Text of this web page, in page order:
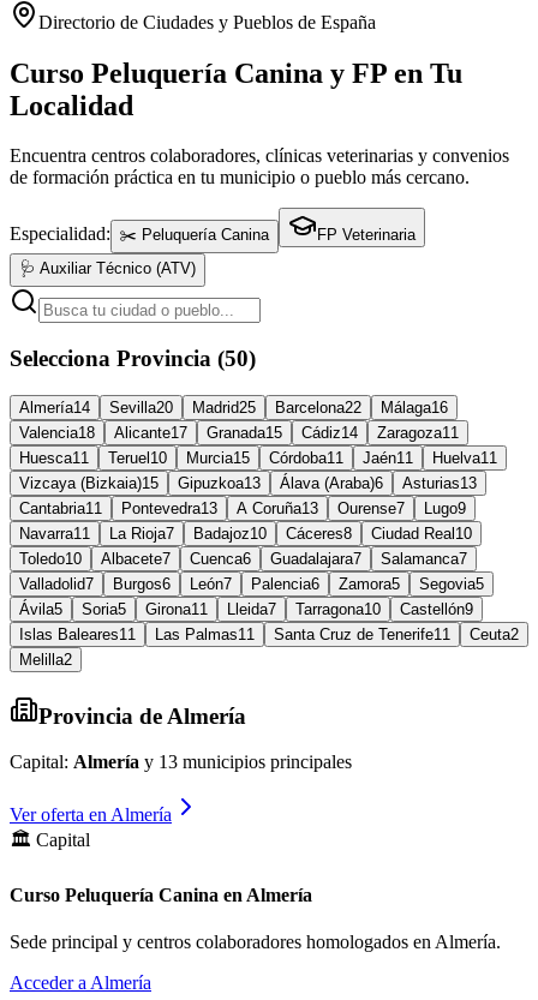
Directorio de Ciudades y Pueblos de España
Curso Peluquería Canina y FP en Tu
Localidad
Encuentra centros colaboradores, clínicas veterinarias y convenios
de formación práctica en tu municipio o pueblo más cercano.
Especialidad: ✂️ Peluquería Canina
FP Veterinaria
🩺 Auxiliar Técnico (ATV)
Selecciona Provincia (50)
Almería14 Sevilla20 Madrid25 Barcelona22 Málaga16
Valencia18 Alicante17 Granada15 Cádiz14 Zaragoza11
Huesca11 Teruel 10 Murcia15 Córdoba11 Jaén11 Huelva11
Vizcaya (Bizkaia)15 Gipuzkoa13 Álava (Araba)6 Asturias13
Cantabria11 Pontevedra13 A Coruña13 Ourense7 Lugo9
Navarra11 La Rioja7 Badajoz10 Cáceres8 Ciudad Real 10
Toledo10 Albacete7 Cuenca6 Guadalajara7 Salamanca7
Valladolid7 Burgos6 León7 Palencia6 Zamora5 Segovia5
Ávila5 Soria5 Girona11 Lleida7 Tarragona10 Castellón9
Islas Baleares11 Las Palmas11 Santa Cruz de Tenerife11 Ceuta2
Melilla2
Provincia de Almería
Capital: Almería y 13 municipios principales
Ver oferta en Almería
🏛️ Capital
Curso Peluquería Canina en Almería
Sede principal y centros colaboradores homologados en Almería.
Acceder a Almería